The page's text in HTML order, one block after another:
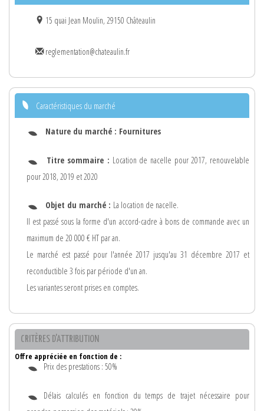
15 quai Jean Moulin, 29150 Châteaulin
reglementation@chateaulin.fr
Caractéristiques du marché
Nature du marché : Fournitures
Titre sommaire : Location de nacelle pour 2017, renouvelable
pour 2018, 2019 et 2020
Objet du marché : La location de nacelle.
Il est passé sous la forme d'un accord-cadre à bons de commande avec un
maximum de 20 000 € HT par an.
Le marché est passé pour l'année 2017 jusqu'au 31 décembre 2017 et
reconductible 3 fois par période d'un an.
Les variantes seront prises en comptes.
CRITÈRES D'ATTRIBUTION
Offre appréciée en fonction de :
Prix des prestations : 50%
Délais calculés en fonction du temps de trajet nécessaire pour